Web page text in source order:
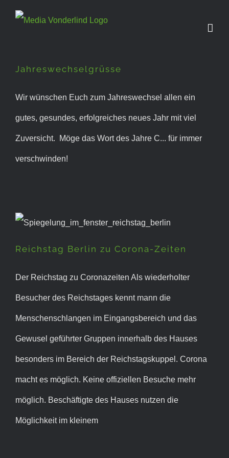
Zum
Jahreswechselgrüsse
Wir wünschen Euch zum Jahreswechsel allen ein
gutes, gesundes, erfolgreiches neues Jahr mit viel
Zuversicht. Möge das Wort des Jahre C... für immer
verschwinden!
Reichstag Berlin zu Corona-Zeiten
Der Reichstag zu Coronazeiten Als wiederholter
Besucher des Reichstages kennt mann die
Menschenschlangen im Eingangsbereich und das
Gewusel geführter Gruppen innerhalb des Hauses
besonders im Bereich der Reichstagskuppel. Corona
macht es möglich. Keine offiziellen Besuche mehr
möglich. Beschäftigte des Hauses nutzen die
Möglichkeit im kleinem